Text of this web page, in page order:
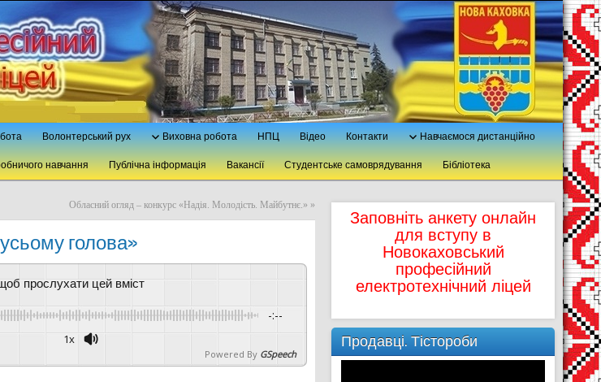
Волонтерський рух Виховна робота НПЦ Відео Контакти Навчаємося дистанційно
навчання Публічна інформація Вакансії Студентське самоврядування Бібліотека
Обласний огляд – конкурс «Надія. Молодість. Майбутнє.» »
голова»
прослухати цей вміст
-:--
1x
Powered By GSpeech
Заповніть анкету онлайн
для вступу в
Новокаховський
професійний
електротехнічний ліцей
Продавці. Тістороби